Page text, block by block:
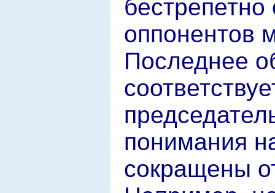
оппонентов
Последнее
понимания
сокращены